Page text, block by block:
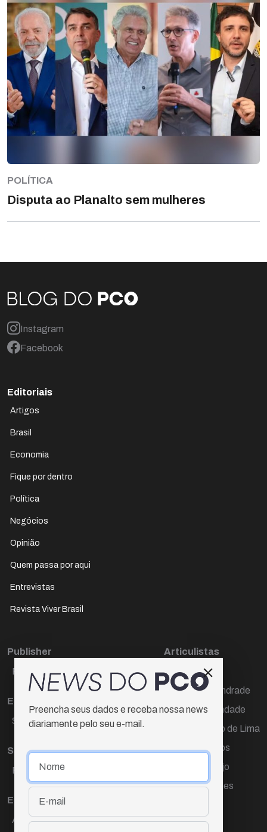
POLÍTICA
Disputa ao Planalto sem mulheres
Instagram
Facebook
Editoriais
Artigos
Brasil
Economia
Fique por dentro
Política
Negócios
Opinião
Quem passa por aqui
Entrevistas
Revista Viver Brasil
Publisher
Paulo Cesar de Oliveira
Editora Chefe
Sueli Cotta
Sub-editora
Raquel Ayres
Equipe
Ana Lúcia Cortez
Articulistas
Décio Freire
Dr Marcos Andrade
Hamilton Trindade
Igor Carvalho de Lima
Mario Campos
Renata Araújo
Wagner Gomes
Preencha seus dados e receba nossa news
diariamente pelo seu e-mail.